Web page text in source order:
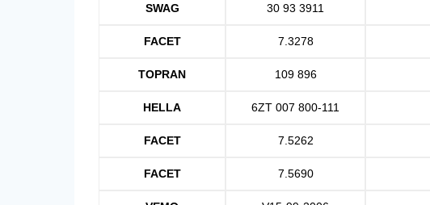
SWAG 30 93 3911
FACET 7.3278
TOPRAN 109 896
HELLA 6ZT 007 800-111
FACET 7.5262
FACET 7.5690